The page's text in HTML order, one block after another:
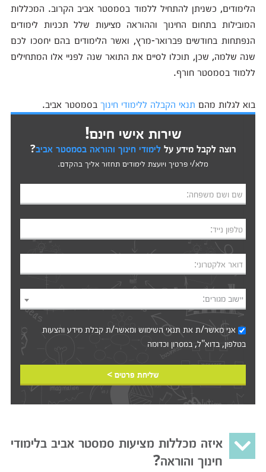
הלימודים, כשניתן להתחיל ללמוד בסמסטר אביב הקרוב. המכללות
המובילות בתחום החינוך וההוראה מציעות שלל תכניות לימודים
הנפתחות בחודשים פברואר-מרץ, ואשר הלימודים בהם יחסכו לכם
שנה שלמה, שכן, תוכלו לסיים את התואר שנה לפניי אלו המתחילים
ללמוד בסמסטר חורף.
בוא לגלות מהם תנאי הקבלה ללימודי חינוךבסמסטר אביב.
שירות אישי חינם!
רוצה לקבל מידע עללימודי חינוך והוראה בסמסטר אביב?
מלא/י פרטיך ויועצת לימודים תחזור אליך בהקדם.
שם ושם משפחה:
טלפון נייד:
דואר אלקטרוני:
יישוב מגורים:
אני מאשר/ת אתתנאי השימושומאשר/ת קבלת מידע והצעות
בטלפון, בדוא"ל, במסרון וכדומה‎‎
שליחת פרטים >
איזה מכללות מציעות סמסטר אביב בלימודי
חינוך והוראה?